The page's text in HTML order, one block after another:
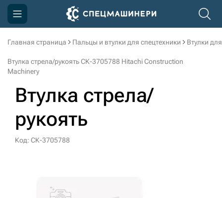
Главная страница Пальцы и втулки для спецтехники Втулки
Втулка стрела/рукоять СК-3705788 Hitachi Construction
Machinery
Втулка стрела/
рукоять
Код: СК-3705788
Компания
Акции
Доставка и оплата
Контакты